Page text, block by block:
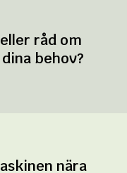
råd om
behov?
nära